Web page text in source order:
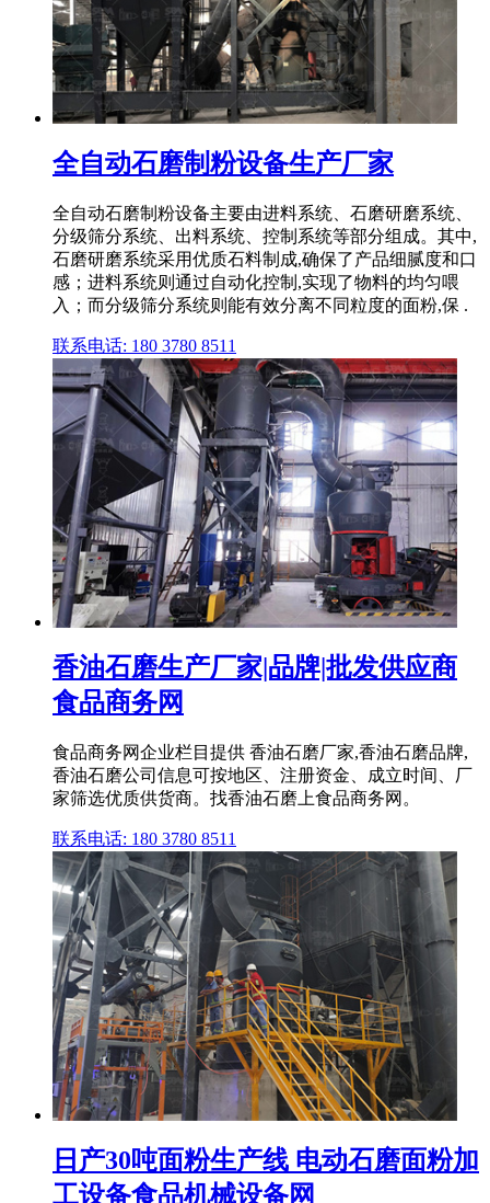
全自动石磨制粉设备生产厂家
全自动石磨制粉设备主要由进料系统、石磨研磨系统、
分级筛分系统、出料系统、控制系统等部分组成。其中,
石磨研磨系统采用优质石料制成,确保了产品细腻度和口
感；进料系统则通过自动化控制,实现了物料的均匀喂
入；而分级筛分系统则能有效分离不同粒度的面粉,保 .
联系电话: 180 3780 8511
香油石磨生产厂家|品牌|批发供应商
食品商务网
食品商务网企业栏目提供 香油石磨厂家,香油石磨品牌,
香油石磨公司信息可按地区、注册资金、成立时间、厂
家筛选优质供货商。找香油石磨上食品商务网。
联系电话: 180 3780 8511
日产30吨面粉生产线 电动石磨面粉加
工设备食品机械设备网